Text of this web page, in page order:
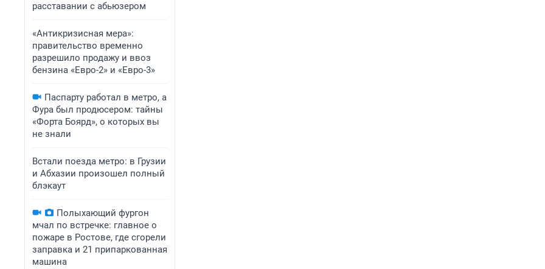
расставании с абьюзером
«Антикризисная мера»:
правительство временно
разрешило продажу и ввоз
бензина «Евро-2» и «Евро-3»
Паспарту работал в метро, а
Фура был продюсером: тайны
«Форта Боярд», о которых вы
не знали
Встали поезда метро: в Грузии
и Абхазии произошел полный
блэкаут
Полыхающий фургон
мчал по встречке: главное о
пожаре в Ростове, где сгорели
заправка и 21 припаркованная
машина